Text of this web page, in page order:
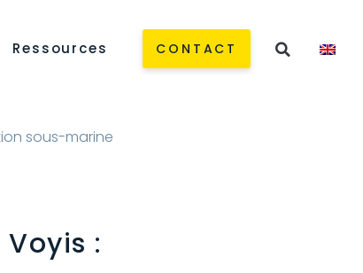
Ressources CONTACT
sous-marine
: